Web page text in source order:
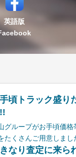
英語版
頃トラック盛り
グループがお手頃価格
たくさんご用意しまし
なり査定に来ら